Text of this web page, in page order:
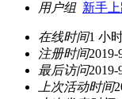
用户组 新手
在线时间1 小
注册时间2019-
最后访问2019-
上次活动时间